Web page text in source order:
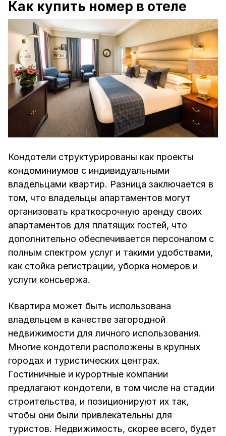
Как купить номер в отеле
Кондотели структурированы как проекты
кондоминиумов с индивидуальными
владельцами квартир. Разница заключается в
том, что владельцы апартаментов могут
организовать краткосрочную аренду своих
апартаментов для платящих гостей, что
дополнительно обеспечивается персоналом с
полным спектром услуг и такими удобствами,
как стойка регистрации, уборка номеров и
услуги консьержа.
Квартира может быть использована
владельцем в качестве загородной
недвижимости для личного использования.
Многие кондотели расположены в крупных
городах и туристических центрах.
Гостиничные и курортные компании
предлагают кондотели, в том числе на стадии
строительства, и позиционируют их так,
чтобы они были привлекательны для
туристов. Недвижимость, скорее всего, будет